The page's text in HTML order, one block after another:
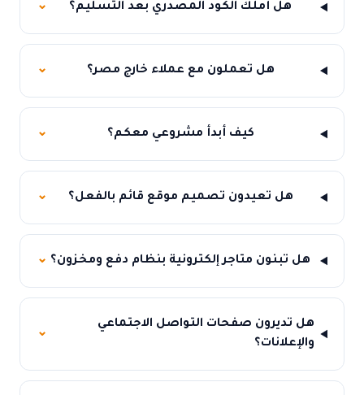
هل أملك الكود المصدري بعد التسليم؟ ⌄
هل تعملون مع عملاء خارج مصر؟ ⌄
كيف أبدأ مشروعي معكم؟ ⌄
هل تعيدون تصميم موقع قائم بالفعل؟ ⌄
هل تبنون متاجر إلكترونية بنظام دفع ومخزون؟ ⌄
هل تديرون صفحات التواصل الاجتماعي
والإعلانات؟
⌄